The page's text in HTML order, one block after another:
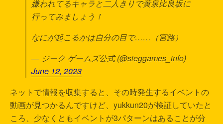
嫌われてるキャラと二人きりで黄泉比良坂に
行ってみましょう！
なにが起こるかは自分の目で……（宮路）
— ジーク ゲームズ公式 (@sieggames_info)
June 12, 2023
ネットで情報を収集すると、その時発生するイベントの
動画が見つかるんですけど、yukkun20が検証していたと
ころ、少なくともイベントが3パターンはあることが分